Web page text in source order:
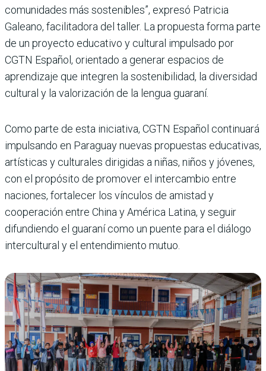
comunidades más sostenibles”, expresó Patricia
Galeano, facilitadora del taller. La propuesta forma parte
de un proyecto educativo y cultural impulsado por
CGTN Español, orientado a generar espacios de
aprendizaje que integren la sostenibilidad, la diversidad
cultural y la valorización de la lengua guaraní.
Como parte de esta iniciativa, CGTN Español continuará
impulsando en Paraguay nuevas propuestas educativas,
artísticas y culturales dirigidas a niñas, niños y jóvenes,
con el propósito de promover el intercambio entre
naciones, fortalecer los vínculos de amistad y
cooperación entre China y América Latina, y seguir
difundiendo el guaraní como un puente para el diálogo
intercultural y el entendimiento mutuo.